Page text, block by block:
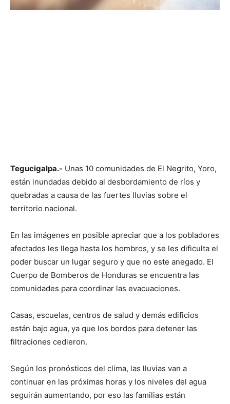
Tegucigalpa.- Unas 10 comunidades de El Negrito, Yoro,
están inundadas debido al desbordamiento de ríos y
quebradas a causa de las fuertes lluvias sobre el
territorio nacional.
En las imágenes en posible apreciar que a los pobladores
afectados les llega hasta los hombros, y se les dificulta el
poder buscar un lugar seguro y que no este anegado. El
Cuerpo de Bomberos de Honduras se encuentra las
comunidades para coordinar las evacuaciones.
Casas, escuelas, centros de salud y demás edificios
están bajo agua, ya que los bordos para detener las
filtraciones cedieron.
Según los pronósticos del clima, las lluvias van a
continuar en las próximas horas y los niveles del agua
seguirán aumentando, por eso las familias están